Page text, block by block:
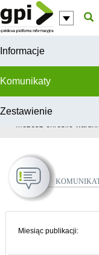
Przejdź do komentarzy
Informacje
Komunikaty
Zestawienie
W celu świadczenia
Możesz określić
Miesiąc publikacji: